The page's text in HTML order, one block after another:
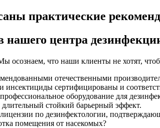
нашего центра
осознаем, что наши клиенты не хотят,
отечественными
инсектициды сертифицированы и
оборудование для
длительный стойкий барьерный эффект.
по дезинфектологии,
помещения от насекомых?